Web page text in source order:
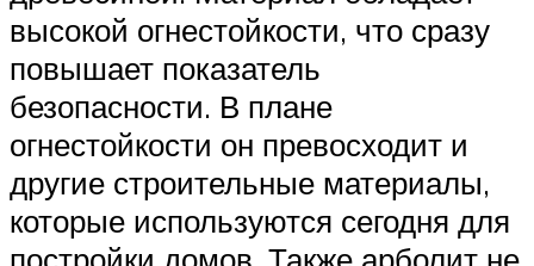
высокой огнестойкости, что сразу
повышает показатель
безопасности. В плане
огнестойкости он превосходит и
другие строительные материалы,
которые используются сегодня для